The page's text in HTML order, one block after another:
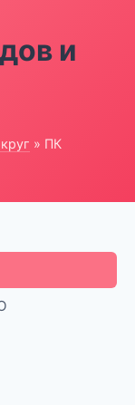
и
» ПК